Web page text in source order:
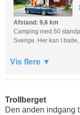
Afstand: 9,6 km
Camping med 50
Sverige. Her kan I
Vis flere
Trollberget
Den anden indgang